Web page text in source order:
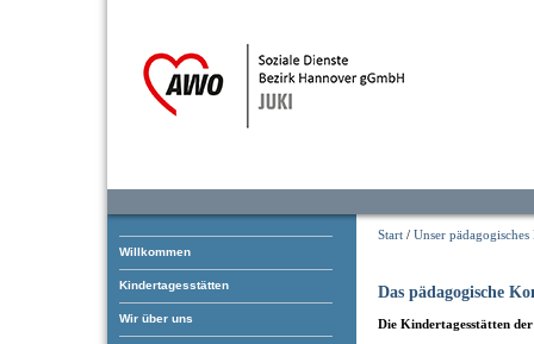
Willkommen
Kindertagesstätten
Wir über uns
Start / Unser
Das pädagogische
Die Kindertagesstätten